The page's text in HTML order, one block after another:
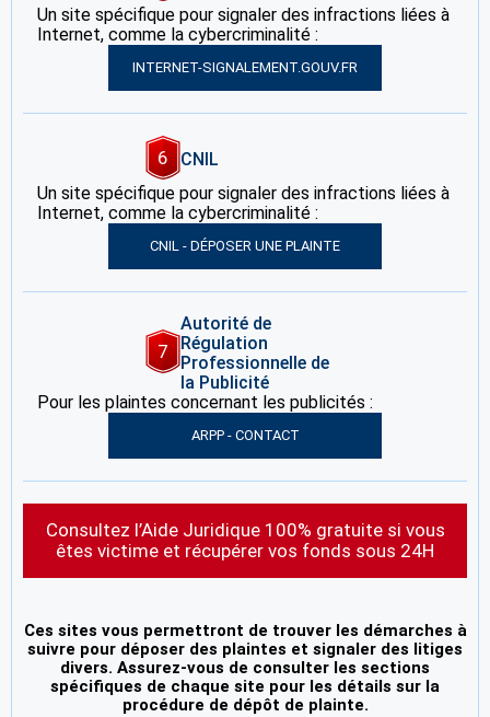
Un site spécifique pour signaler des infractions liées à
Internet, comme la cybercriminalité :
INTERNET-SIGNALEMENT.GOUV.FR
6
CNIL
Un site spécifique pour signaler des infractions liées à
Internet, comme la cybercriminalité :
CNIL - DÉPOSER UNE PLAINTE
7
Autorité de
Régulation
Professionnelle de
la Publicité
Pour les plaintes concernant les publicités :
ARPP - CONTACT
Consultez l’Aide Juridique 100% gratuite si vous
êtes victime et récupérer vos fonds sous 24H
Ces sites vous permettront de trouver les démarches à
suivre pour déposer des plaintes et signaler des litiges
divers. Assurez-vous de consulter les sections
spécifiques de chaque site pour les détails sur la
procédure de dépôt de plainte.